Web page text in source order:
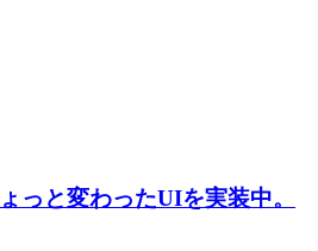
っと変わったUIを実装中。